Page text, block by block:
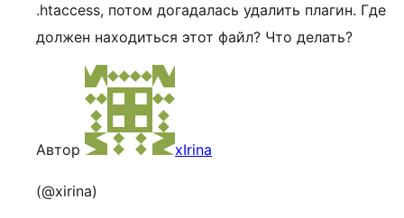
.htaccess, потом догадалась удалить плагин. Где
должен находиться этот файл? Что делать?
Автор xIrina
(@xirina)